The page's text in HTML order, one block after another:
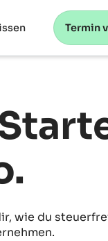
Termin
wie du